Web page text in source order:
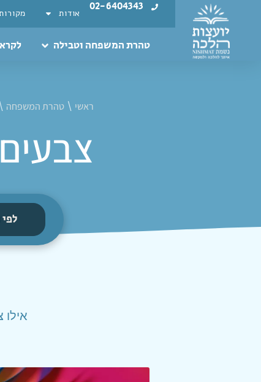
02-6404343 אודות
טהרת המשפחה וטבילה
ראשי \טהרת המשפחה \